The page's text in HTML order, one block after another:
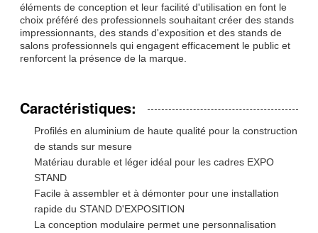
éléments de conception et leur facilité d'utilisation en font le
choix préféré des professionnels souhaitant créer des stands
impressionnants, des stands d'exposition et des stands de
salons professionnels qui engagent efficacement le public et
renforcent la présence de la marque.
Caractéristiques:
Profilés en aluminium de haute qualité pour la construction
de stands sur mesure
Matériau durable et léger idéal pour les cadres EXPO
STAND
Facile à assembler et à démonter pour une installation
rapide du STAND D'EXPOSITION
La conception modulaire permet une personnalisation